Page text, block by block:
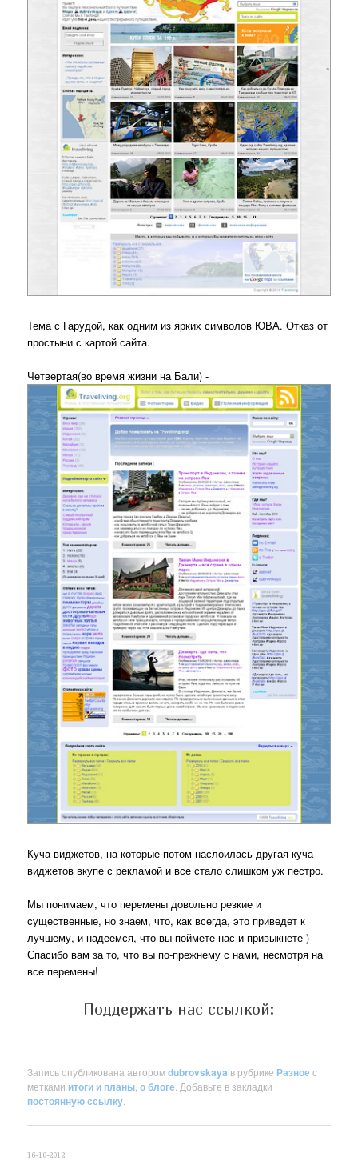
Тема с Гарудой, как одним из ярких символов ЮВА. Отказ от
простыни с картой сайта.
Четвертая(во время жизни на Бали) -
Куча виджетов, на которые потом наслоилась другая куча
виджетов вкупе с рекламой и все стало слишком уж пестро.
Мы понимаем, что перемены довольно резкие и
существенные, но знаем, что, как всегда, это приведет к
лучшему, и надеемся, что вы поймете нас и привыкнете )
Спасибо вам за то, что вы по-прежнему с нами, несмотря на
все перемены!
Поддержать нас ссылкой:
Запись опубликована авторомdubrovskaya в рубрикеРазноес
метками итоги и планы ,о блоге . Добавьте в закладки
постоянную ссылку
16-10-2012